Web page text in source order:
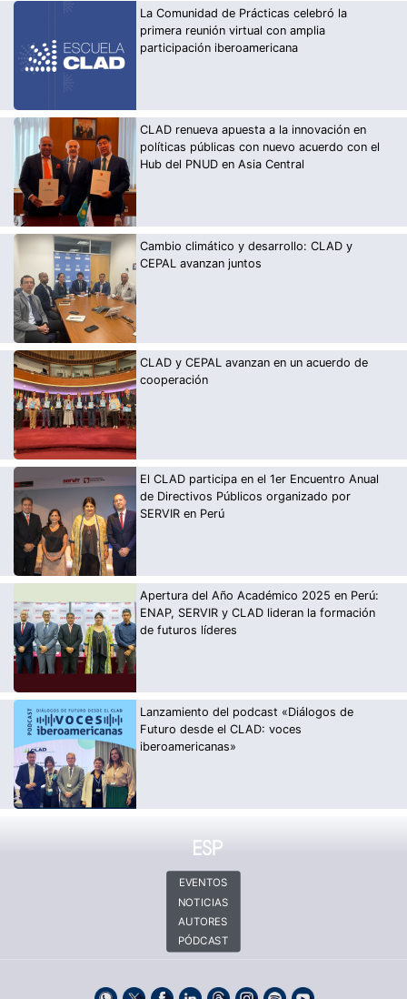
La Comunidad de Prácticas celebró la
primera reunión virtual con amplia
participación iberoamericana
CLAD renueva apuesta a la innovación en
políticas públicas con nuevo acuerdo con el
Hub del PNUD en Asia Central
Cambio climático y desarrollo: CLAD y
CEPAL avanzan juntos
CLAD y CEPAL avanzan en un acuerdo de
cooperación
El CLAD participa en el 1er Encuentro Anual
de Directivos Públicos organizado por
SERVIR en Perú
Apertura del Año Académico 2025 en Perú:
ENAP, SERVIR y CLAD lideran la formación
de futuros líderes
Lanzamiento del podcast «Diálogos de
Futuro desde el CLAD: voces
iberoamericanas»
EVENTOS
NOTICIAS
AUTORES
PÓDCAST